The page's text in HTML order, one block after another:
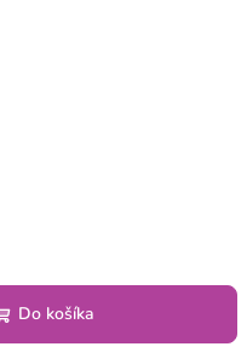
Do košíka